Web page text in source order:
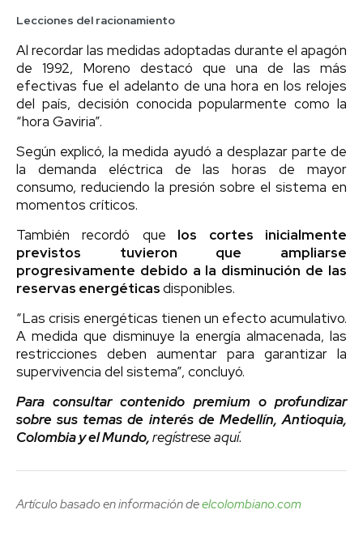
Lecciones del racionamiento
Al recordar las medidas adoptadas durante el apagón
de 1992, Moreno destacó que una de las más
efectivas fue el adelanto de una hora en los relojes
del país, decisión conocida popularmente como la
“hora Gaviria”.
Según explicó, la medida ayudó a desplazar parte de
la demanda eléctrica de las horas de mayor
consumo, reduciendo la presión sobre el sistema en
momentos críticos.
También recordó que los cortes inicialmente
previstos tuvieron que ampliarse
progresivamente debido a la disminución de las
reservas energéticasdisponibles.
“Las crisis energéticas tienen un efecto acumulativo.
A medida que disminuye la energía almacenada, las
restricciones deben aumentar para garantizar la
supervivencia del sistema”, concluyó.
Para consultar contenido premium o profundizar
sobre sus temas de interés de Medellín, Antioquia,
Colombia y el Mundo,regístrese aquí.
Artículo basado en información deelcolombiano.com